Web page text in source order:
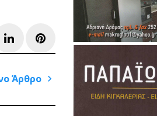
LinkedInPinterest
Άρθρο